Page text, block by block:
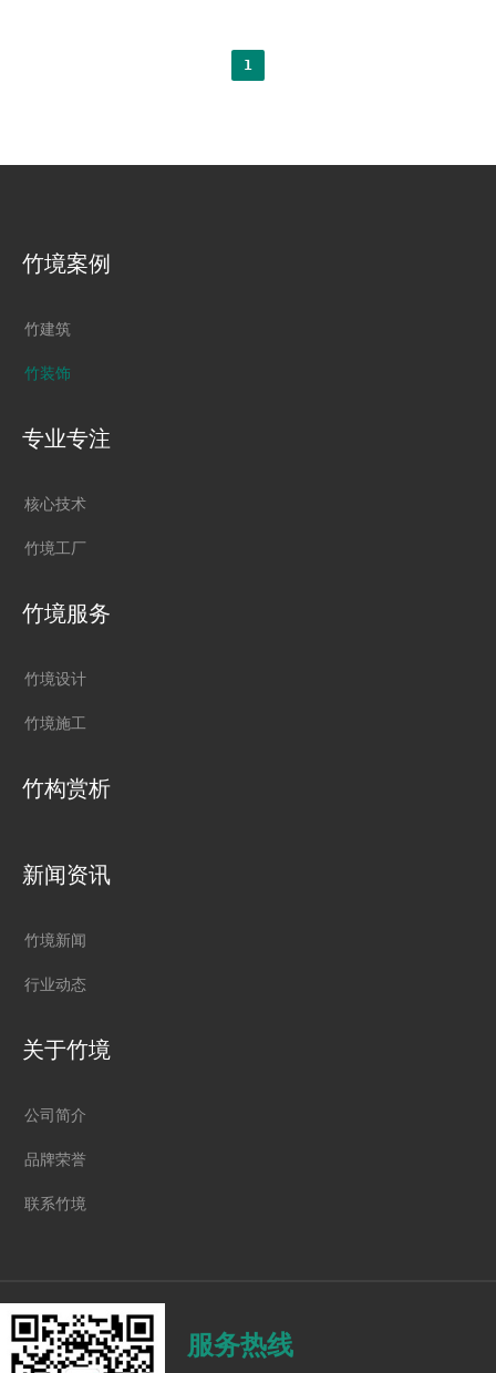
1
竹境案例
竹建筑
竹装饰
专业专注
核心技术
竹境工厂
竹境服务
竹境设计
竹境施工
竹构赏析
新闻资讯
竹境新闻
行业动态
关于竹境
公司简介
品牌荣誉
联系竹境
服务热线